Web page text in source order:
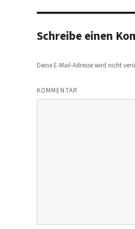
Schreibe einen
Deine E-Mail-Adresse wird nicht
KOMMENTAR